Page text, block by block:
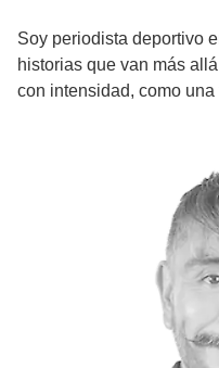
Soy periodista deportivo
historias que van más
con intensidad, como